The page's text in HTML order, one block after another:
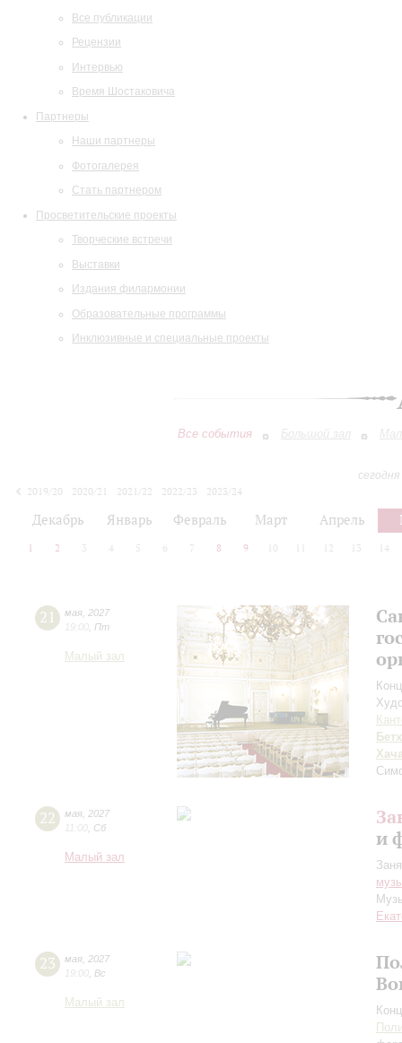
Все публикации
Рецензии
Интервью
Время Шостаковича
Партнеры
Наши партнеры
Фотогалерея
Стать партнером
Просветительские проекты
Творческие встречи
Выставки
Издания филармонии
Образовательные программы
Инклюзивные и специальные проекты
Все события Большой зал
2019/20
2020/21 2021/22 2022/23
2023/24
Декабрь Январь Февраль Март Апрель
1 2 3 4 5 6 7 8 9 10 12 13 14
21 мая 2027
19:00 Пт
Малый зал
22 мая 2027
11:00 Сб
Малый зал
и
23 мая 2027
19:00 Вс
Малый зал